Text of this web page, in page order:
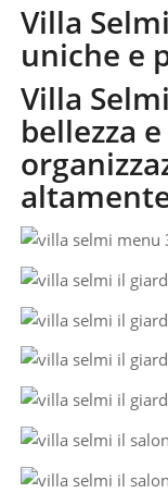
Villa
uniche e
Villa
bellezza